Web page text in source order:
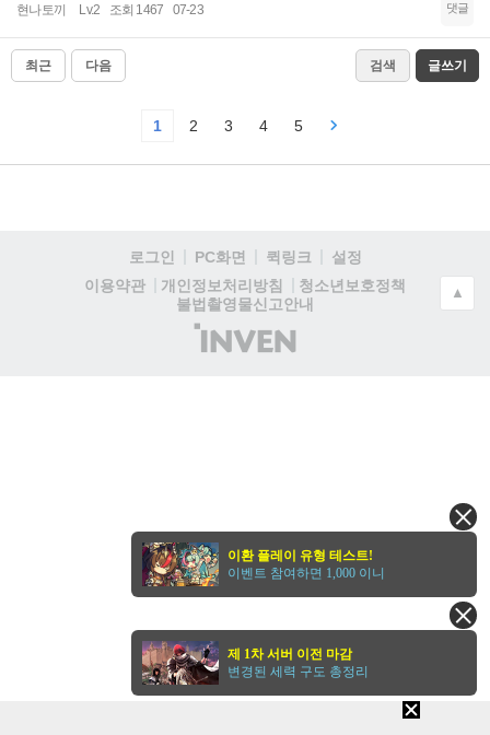
현나토끼 Lv.2 조회 1467 07-23 댓글
최근 다음 검색 글쓰기
1 2 3 4 5
로그인 PC화면 퀵링크
설정
이용약관
개인정보처리방침
청소년보호정책
불법촬영물신고안내
(주)
인
▲
이환 플레이 유형 테스트!
이벤트 참여하면 1,000 이니
제 1차 서버 이전 마감
변경된 세력 구도 총정리